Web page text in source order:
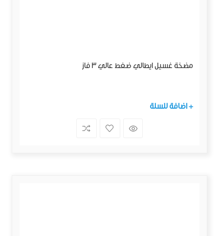
مضخة غسيل ايطالي ضغط عالي 3 فاز
+ اضافة للسلة